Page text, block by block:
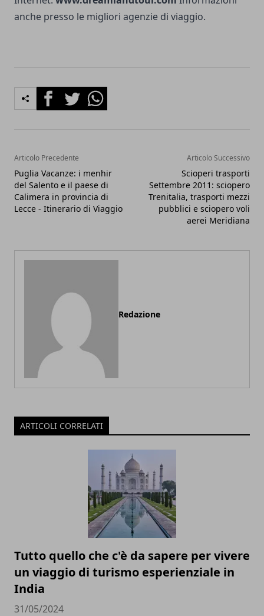
anche presso le migliori agenzie di viaggio.
FacebookTwitterWhatsapp
Articolo Precedente
Puglia Vacanze: i menhir
del Salento e il paese di
Calimera in provincia di
Lecce - Itinerario di Viaggio
Articolo Successivo
Scioperi trasporti
Settembre 2011: sciopero
Trenitalia, trasporti mezzi
pubblici e sciopero voli
aerei Meridiana
Redazione
ARTICOLI CORRELATI
Tutto quello che c'è da sapere per vivere
un viaggio di turismo esperienziale in
India
31/05/2024